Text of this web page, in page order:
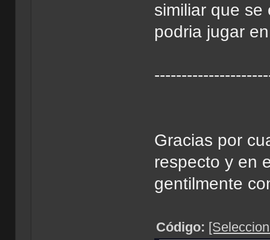
similiar que se
podria jugar
Gracias por
respecto y en
gentilmente
Código: